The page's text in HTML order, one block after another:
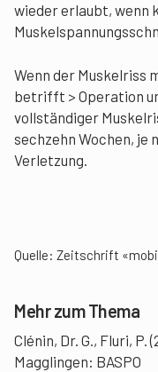
wieder erlaubt, wenn
Wenn der Muskelriss
betrifft > Operation
vollständiger
sechzehn Wochen, je
Verletzung.
Quelle: Zeitschrift
Mehr zum Thema
Clénin, Dr. G., Fluri,
Magglingen: BASPO